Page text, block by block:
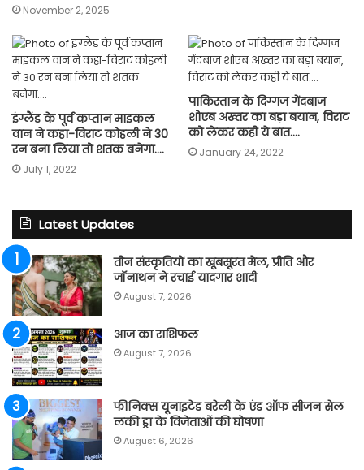
November 2, 2025
इंग्लैंड के पूर्व कप्तान माइकल
वान ने कहा-विराट कोहली ने 30
रन बना लिया तो शतक बनेगा….
July 1, 2022
पाकिस्तान के दिग्गज गेंदबाज
शोएब अख्तर का बड़ा बयान, विराट
को लेकर कही ये बात….
January 24, 2022
Latest Updates
तीन संस्कृतियों का खूबसूरत मेल, प्रीति और
जॉनाथन ने रचाई यादगार शादी
August 7, 2026
आज का राशिफल
August 7, 2026
फीनिक्स यूनाइटेड बरेली के एंड ऑफ सीजन सेल
लकी ड्रा के विजेताओं की घोषणा
August 6, 2026